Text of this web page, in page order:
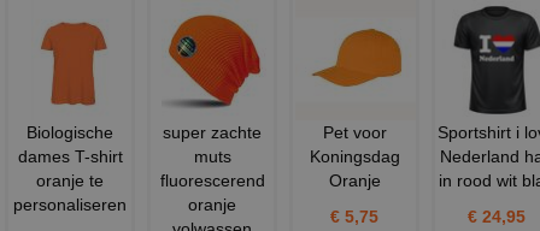
Biologische
dames T-shirt
oranje te
personaliseren
super zachte
muts
fluorescerend
oranje
Pet voor
Koningsdag
Oranje
€ 5,75
Sportshirt i
Nederland
in rood wit
€ 24,95